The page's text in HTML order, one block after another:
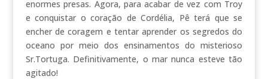
enormes presas. Agora, para acabar de vez com Troy
e conquistar o coração de Cordélia, Pê terá que se
encher de coragem e tentar aprender os segredos do
oceano por meio dos ensinamentos do misterioso
Sr.Tortuga. Definitivamente, o mar nunca esteve tão
agitado!